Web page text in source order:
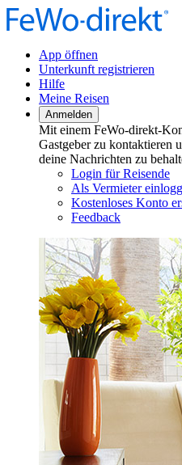
App öffnen
Unterkunft registrieren
Hilfe
Meine Reisen
Anmelden
Mit einem FeWo-direkt-
Gastgeber zu kontaktieren
deine Nachrichten zu
Login für Reisende
Als Vermieter
Kostenloses Konto
Feedback